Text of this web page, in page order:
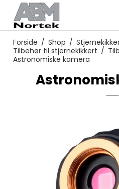
Forside / Shop /
Tilbehør til stjernekikkert /
Astronomiske kamera